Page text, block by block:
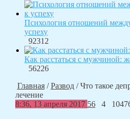
Психология отношений
успеху
92312
Как расстаться с мужчиной:
56226
Главная/Развод/Что такое
лечение
8:36, 13 апреля 2017 56 4